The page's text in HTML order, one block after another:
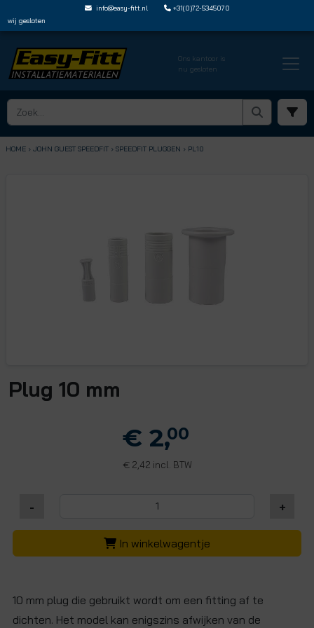
info@easy-fitt.nl
+31(0)72-5345070
gesloten
Ons kantoor is
nu gesloten
HOME › JOHN GUEST SPEEDFIT › SPEEDFIT PLUGGEN › PL10
Plug 10 mm
€ 2,00
€2,42 incl. BTW
- +
In winkelwagentje
10 mm plug die gebruikt wordt om een fitting af te
dichten. Het model kan enigszins afwijken van de